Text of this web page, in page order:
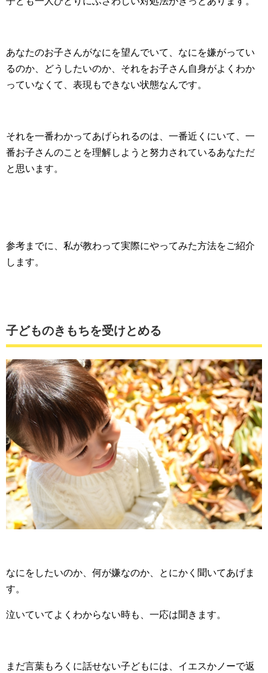
あなたのお子さんがなにを望んでいて、なにを嫌がってい
るのか、どうしたいのか、それをお子さん自身がよくわか
っていなくて、表現もできない状態なんです。
それを一番わかってあげられるのは、一番近くにいて、一
番お子さんのことを理解しようと努力されているあなただ
と思います。
参考までに、私が教わって実際にやってみた方法をご紹介
します。
子どものきもちを受けとめる
なにをしたいのか、何が嫌なのか、とにかく聞いてあげま
す。
泣いていてよくわからない時も、一応は聞きます。
まだ言葉もろくに話せない子どもには、イエスかノーで返